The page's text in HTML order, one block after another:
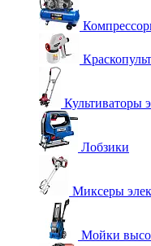
Культиваторы
Лобзики
Миксеры
Мойки